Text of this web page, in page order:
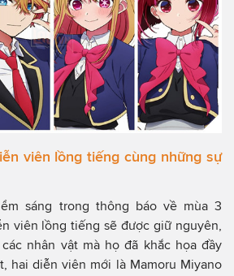
viên lồng tiếng cùng những sự
sáng trong thông báo về mùa 3
viên lồng tiếng sẽ được giữ nguyên,
nhân vật mà họ đã khắc họa đầy
hai diễn viên mới là Mamoru Miyano